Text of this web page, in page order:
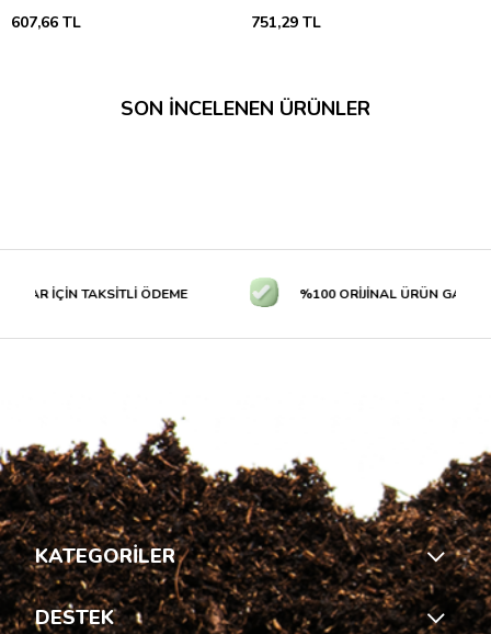
607,66 TL
751,29 TL
SON İNCELENEN ÜRÜNLER
İÇİN TAKSİTLİ ÖDEME %100 ORİJİNAL ÜRÜN
KATEGORİLER
DESTEK